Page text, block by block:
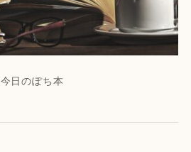
今日のぽち本